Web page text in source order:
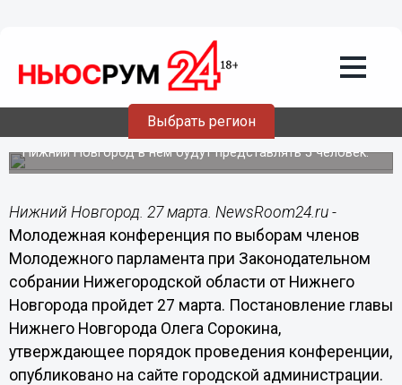
Выбрать регион
Выборы членов Молодежного
парламента от Нижнего Новгорода при
Заксобрании Нижегородской области
пройдут 27 марта
Нижний Новгород в нем будут представлять 5 человек.
Нижний Новгород. 27 марта. NewsRoom24.ru -
Молодежная конференция по выборам членов
Молодежного парламента при Законодательном
собрании Нижегородской области от Нижнего
Новгорода пройдет 27 марта. Постановление главы
Нижнего Новгорода Олега Сорокина,
утверждающее порядок проведения конференции,
опубликовано на сайте городской администрации.